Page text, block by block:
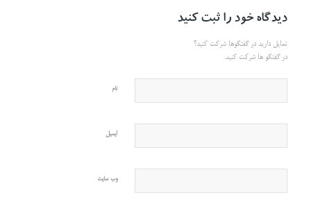
دیدگاه خود را ثبت کنید
تمایل دارید در گفتگوها شرکت کنید؟
در گفتگو ها شرکت کنید.
نام
ایمیل
وب‌ سایت